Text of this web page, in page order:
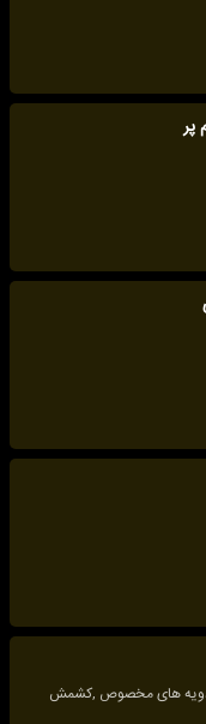
پر
های مخصوص ,کشمش